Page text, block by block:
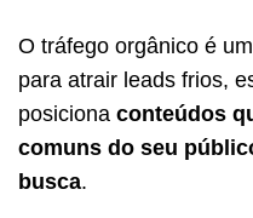
O tráfego orgânico é
para atrair leads frios,
posiciona conteúdos
comuns do seu
busca.